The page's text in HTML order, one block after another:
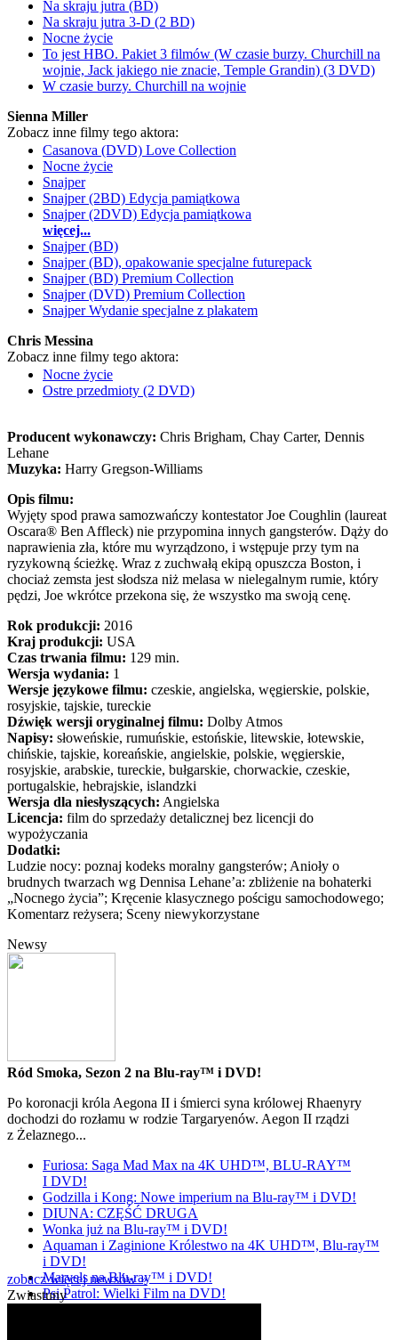
Na skraju jutra (BD)
Na skraju jutra 3-D (2 BD)
Nocne życie
To jest HBO. Pakiet 3 filmów (W czasie burzy. Churchill na
wojnie, Jack jakiego nie znacie, Temple Grandin) (3 DVD)
W czasie burzy. Churchill na wojnie
Sienna Miller
Zobacz inne filmy tego aktora:
Casanova (DVD) Love Collection
Nocne życie
Snajper
Snajper (2BD) Edycja pamiątkowa
Snajper (2DVD) Edycja pamiątkowa
więcej...
Snajper (BD)
Snajper (BD), opakowanie specjalne futurepack
Snajper (BD) Premium Collection
Snajper (DVD) Premium Collection
Snajper Wydanie specjalne z plakatem
Chris Messina
Zobacz inne filmy tego aktora:
Nocne życie
Ostre przedmioty (2 DVD)
Producent wykonawczy: Chris Brigham, Chay Carter, Dennis
Lehane
Muzyka: Harry Gregson-Williams
Opis filmu:
Wyjęty spod prawa samozwańczy kontestator Joe Coughlin (laureat
Oscara® Ben Affleck) nie przypomina innych gangsterów. Dąży do
naprawienia zła, które mu wyrządzono, i wstępuje przy tym na
ryzykowną ścieżkę. Wraz z zuchwałą ekipą opuszcza Boston, i
chociaż zemsta jest słodsza niż melasa w nielegalnym rumie, który
pędzi, Joe wkrótce przekona się, że wszystko ma swoją cenę.
Rok produkcji: 2016
Kraj produkcji: USA
Czas trwania filmu: 129 min.
Wersja wydania: 1
Wersje językowe filmu: czeskie, angielska, węgierskie, polskie,
rosyjskie, tajskie, tureckie
Dźwięk wersji oryginalnej filmu: Dolby Atmos
Napisy: słoweńskie, rumuńskie, estońskie, litewskie, łotewskie,
chińskie, tajskie, koreańskie, angielskie, polskie, węgierskie,
rosyjskie, arabskie, tureckie, bułgarskie, chorwackie, czeskie,
portugalskie, hebrajskie, islandzki
Wersja dla niesłyszących: Angielska
Licencja: film do sprzedaży detalicznej bez licencji do
wypożyczania
Dodatki:
Ludzie nocy: poznaj kodeks moralny gangsterów; Anioły o
brudnych twarzach wg Dennisa Lehane’a: zbliżenie na bohaterki
„Nocnego życia”; Kręcenie klasycznego pościgu samochodowego;
Komentarz reżysera; Sceny niewykorzystane
Newsy
Ród Smoka, Sezon 2 na Blu-ray™ i DVD!
Po koronacji króla Aegona II i śmierci syna królowej Rhaenyry
dochodzi do rozłamu w rodzie Targaryenów. Aegon II rządzi
z Żelaznego...
Furiosa: Saga Mad Max na 4K UHD™, BLU-RAY™
I DVD!
Godzilla i Kong: Nowe imperium na Blu-ray™ i DVD!
DIUNA: CZĘŚĆ DRUGA
Wonka już na Blu-ray™ i DVD!
Aquaman i Zaginione Królestwo na 4K UHD™, Blu-ray™
i DVD!
Marvels na Blu-ray™ i DVD!
Psi Patrol: Wielki Film na DVD!
zobacz więcej newsów »
Zwiastuny